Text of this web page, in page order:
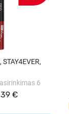
STAY4EVER,
€
6